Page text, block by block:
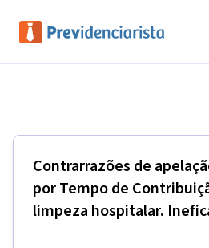
Contrarrazões de
por Tempo de
limpeza hospitalar.